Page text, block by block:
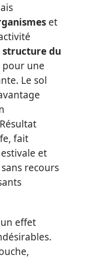
et
structure du
pour une
Le sol
fait
et
recours
effet